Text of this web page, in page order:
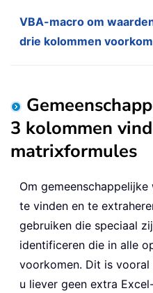
VBA-macro om
drie kolommen
3 kolommen
matrixformules
Om
te vinden en te
gebruiken die speciaal
identificeren die in alle
voorkomen. Dit is
u liever geen extra